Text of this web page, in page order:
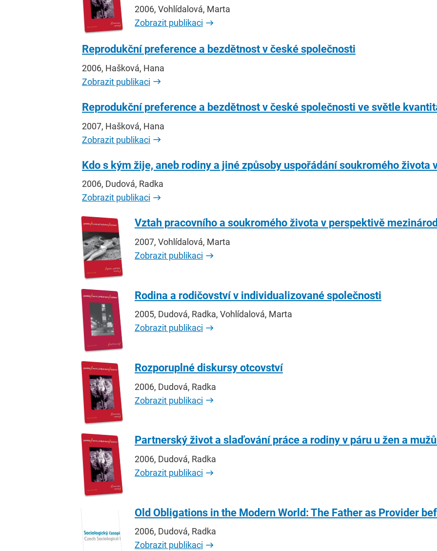
2006, Vohlídalová, Marta
Zobrazit publikaci
Reprodukční preference a bezdětnost v české společnosti
2006, Hašková, Hana
Zobrazit publikaci
Reprodukční preference a bezdětnost v české společnosti ve světle
2007, Hašková, Hana
Zobrazit publikaci
Kdo s kým žije, aneb rodiny a jiné způsoby uspořádání soukromého života
2006, Dudová, Radka
Zobrazit publikaci
Vztah pracovního a soukromého života v perspektivě
2007, Vohlídalová, Marta
Zobrazit publikaci
Rodina a rodičovství v individualizované společnosti
2005, Dudová, Radka, Vohlídalová, Marta
Zobrazit publikaci
Rozporuplné diskursy otcovství
2006, Dudová, Radka
Zobrazit publikaci
Partnerský život a slaďování práce a rodiny v páru u žen a
2006, Dudová, Radka
Zobrazit publikaci
Old Obligations in the Modern World: The Father as Provider
2006, Dudová, Radka
Zobrazit publikaci